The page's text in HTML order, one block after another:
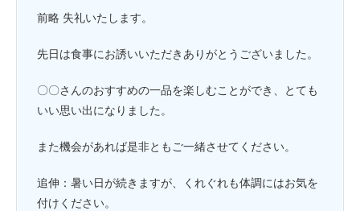
前略 失礼いたします。
先日は食事にお誘いいただきありがとうございました。
〇〇さんのおすすめの一品を楽しむことができ、とても
いい思い出になりました。
また機会があれば是非ともご一緒させてください。
追伸：暑い日が続きますが、くれぐれも体調にはお気を
付けください。